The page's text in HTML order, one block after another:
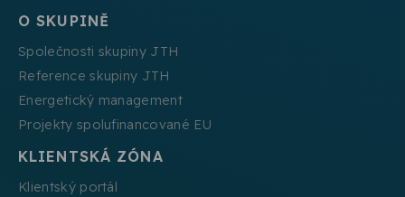
O SKUPINĚ
Společnosti skupiny JTH
Reference skupiny JTH
Energetický management
Projekty spolufinancované EU
KLIENTSKÁ ZÓNA
Klientský portál